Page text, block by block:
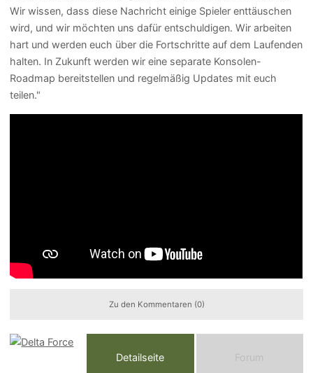
Wir wissen, dass diese Nachricht einige Spieler enttäuschen
wird, und wir möchten uns dafür entschuldigen. Wir arbeiten
hart und werden euch über die Fortschritte auf dem Laufenden
halten. In Zukunft werden wir eine separate Konsolen-
Roadmap bereitstellen und regelmäßig Updates mit euch
teilen."
Zu den Kommentaren (0)
Detailseite Forum